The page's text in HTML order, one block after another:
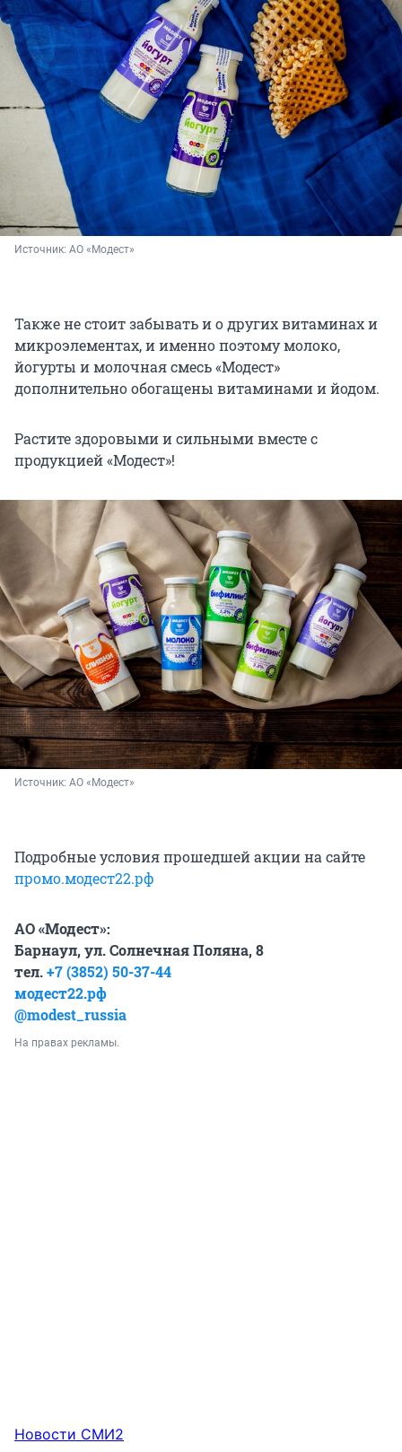
Источник: АО «Модест»
Также не стоит забывать и о других витаминах и
микроэлементах, и именно поэтому молоко,
йогурты и молочная смесь «Модест»
дополнительно обогащены витаминами и йодом.
Растите здоровыми и сильными вместе с
продукцией «Модест»!
Источник: АО «Модест»
Подробные условия прошедшей акции на сайте
промо.модест22.рф
АО «Модест»:
Барнаул, ул. Солнечная Поляна, 8
тел.+7 (3852) 50-37-44
модест22.рф
@modest_russia
На правах рекламы.
Новости СМИ2